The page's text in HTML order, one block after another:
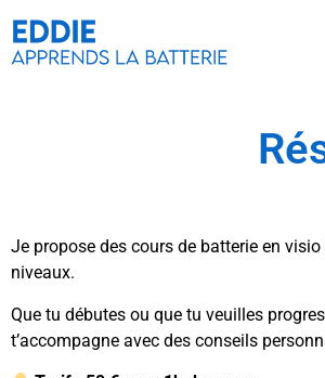
Je propose des cours de batterie en
niveaux.
Que tu débutes ou que tu veuilles
t’accompagne avec des conseils